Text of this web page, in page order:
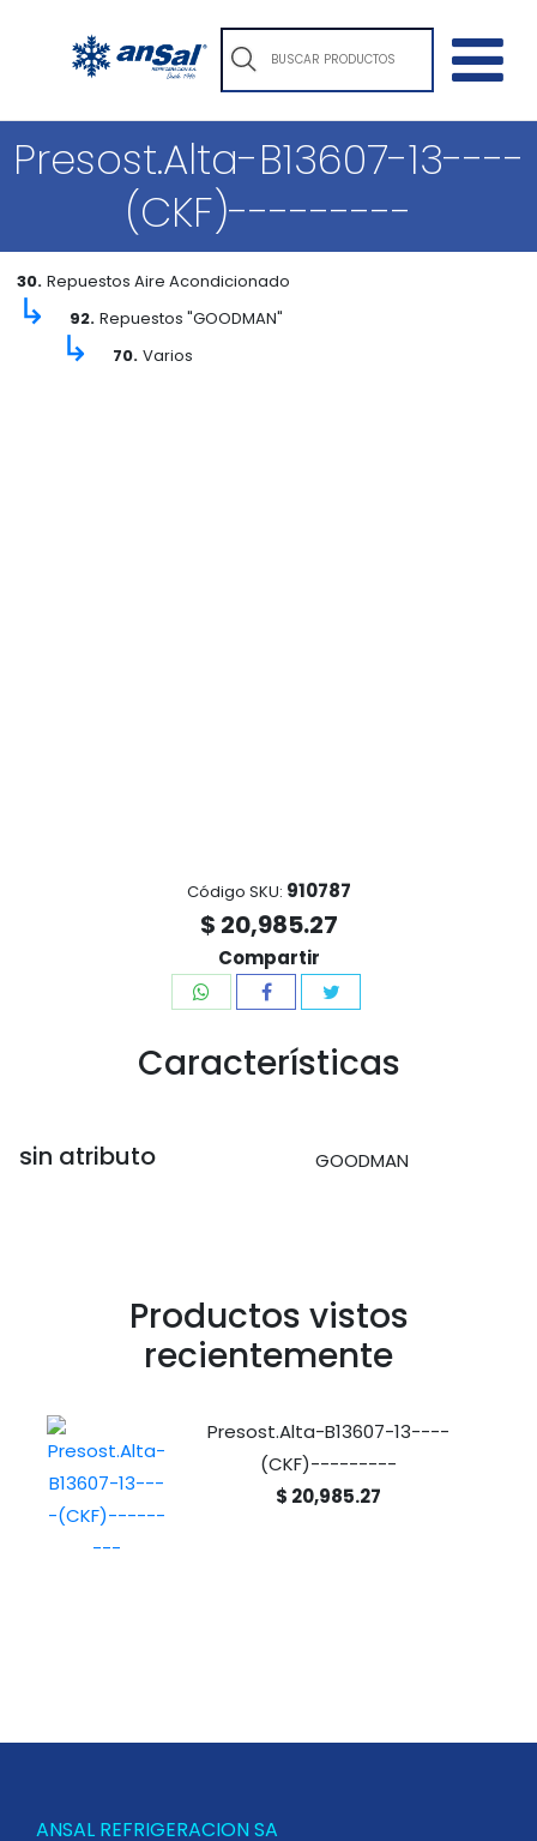
Presost.Alta-B13607-13----
(CKF)---------
30. Repuestos Aire Acondicionado
↳ 92. Repuestos "GOODMAN"
↳ 70. Varios
Código SKU: 910787
$ 20,985.27
Compartir
Características
sin atributo GOODMAN
Productos vistos
recientemente
Presost.Alta-B13607-13----
(CKF)---------
$ 20,985.27
ANSAL REFRIGERACION SA